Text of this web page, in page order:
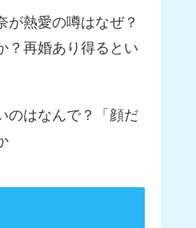
が熱愛の噂はなぜ？
？再婚あり得るとい
のはなんで？「顔だ